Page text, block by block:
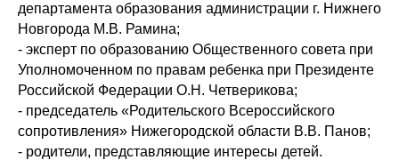
департамента образования администрации г. Нижнего
Новгорода М.В. Рамина;
- эксперт по образованию Общественного совета при
Уполномоченном по правам ребенка при Президенте
Российской Федерации О.Н. Четверикова;
- председатель «Родительского Всероссийского
сопротивления» Нижегородской области В.В. Панов;
- родители, представляющие интересы детей.